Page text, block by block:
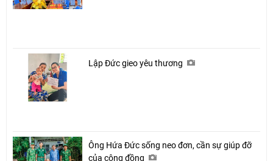
Lập Đức gieo yêu thương
Ông Hứa Đức sống neo đơn, cần sự giúp đỡ
của cộng đồng